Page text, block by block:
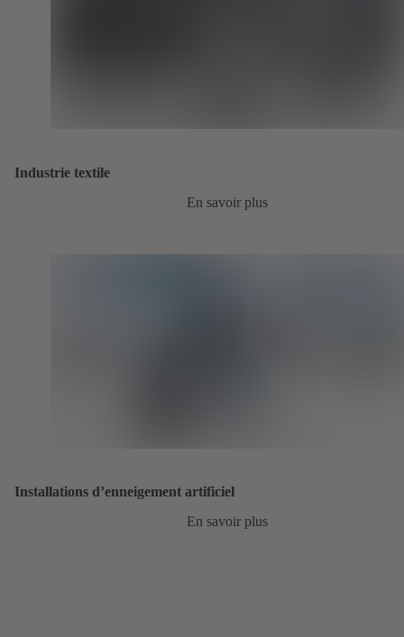
Industrie textile
En savoir plus
Installations d’enneigement artificiel
En savoir plus